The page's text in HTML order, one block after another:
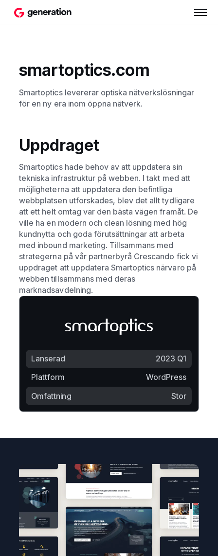
smartoptics.com
Smartoptics levererar optiska nätverkslösningar
för en ny era inom öppna nätverk.
Uppdraget
Smartoptics hade behov av att uppdatera sin
tekniska infrastruktur på webben. I takt med att
möjligheterna att uppdatera den befintliga
webbplatsen utforskades, blev det allt tydligare
att ett helt omtag var den bästa vägen framåt. De
ville ha en modern och clean lösning med hög
kundnytta och goda förutsättningar att arbeta
med inbound marketing. Tillsammans med
strategerna på vår partnerbyrå Crescando fick vi
uppdraget att uppdatera Smartoptics närvaro på
webben tillsammans med deras
marknadsavdelning.
Lanserad
2023 Q1
Plattform
WordPress
Omfattning
Stor